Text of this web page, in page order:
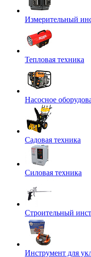
Измерительный
Тепловая техника
Насосное
Садовая техника
Силовая техника
Строительный
Инструмент для